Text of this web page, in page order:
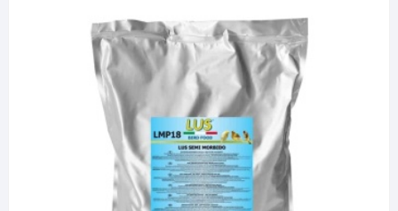
precios:
desde
6,95 €
26,95 €